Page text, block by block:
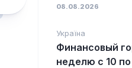
08.08.2026
Україна
Финансовый
неделю с 10 по